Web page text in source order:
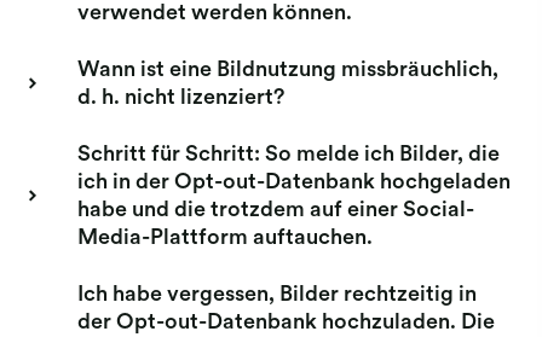
verwendet werden können.
Wann ist eine Bildnutzung missbräuchlich,
d. h. nicht lizenziert?
Schritt für Schritt: So melde ich Bilder, die
ich in der Opt-out-Datenbank hochgeladen
habe und die trotzdem auf einer Social-
Media-Plattform auftauchen.
Ich habe vergessen, Bilder rechtzeitig in
der Opt-out-Datenbank hochzuladen. Die